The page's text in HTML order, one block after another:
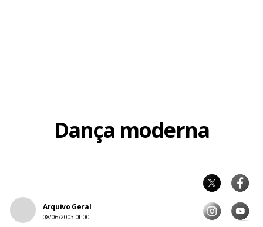
Dança moderna
Arquivo Geral
08/06/2003 0h00